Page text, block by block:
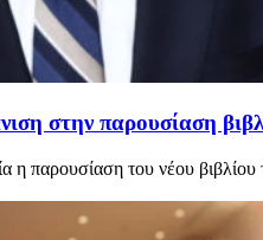
στην παρουσίαση
η παρουσίαση του νέου